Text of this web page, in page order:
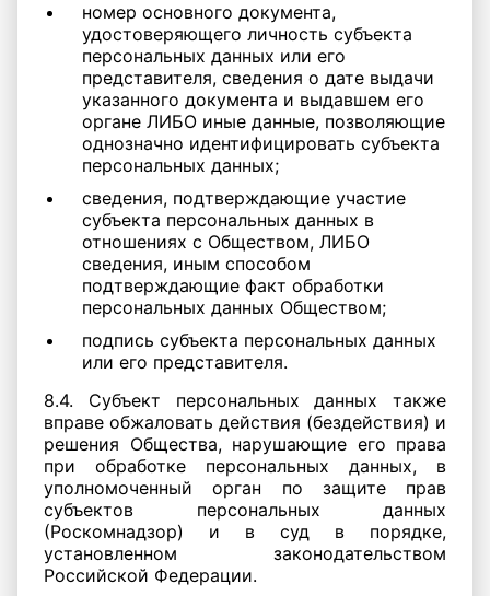
номер основного документа,
удостоверяющего личность субъекта
персональных данных или его
представителя, сведения о дате выдачи
указанного документа и выдавшем его
органе ЛИБО иные данные, позволяющие
однозначно идентифицировать субъекта
персональных данных;
сведения, подтверждающие участие
субъекта персональных данных в
отношениях с Обществом, ЛИБО
сведения, иным способом
подтверждающие факт обработки
персональных данных Обществом;
подпись субъекта персональных данных
или его представителя.
8.4. Субъект персональных данных также
вправе обжаловать действия (бездействия) и
решения Общества, нарушающие его права
при обработке персональных данных, в
уполномоченный орган по защите прав
субъектов персональных данных
(Роскомнадзор) и в суд в порядке,
установленном законодательством
Российской Федерации.